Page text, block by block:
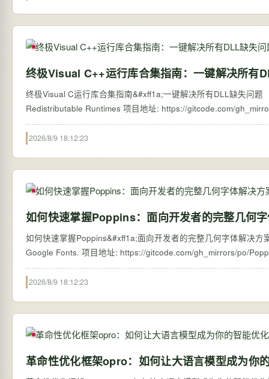
终极Visual C++运行库合集指南：一键解决所有
终极Visual C运行库合集指南&#xff1a;一键解决所有DLL缺失问
2026/8/9 18:12:23
如何快速掌握Poppins：面向开发者的完整几何
如何快速掌握Poppins&#xff1a;面向开发者的完整几何字体解决方案指南
2026/8/9 18:12:23
革命性优化框架opro：如何让大语言模型成为你